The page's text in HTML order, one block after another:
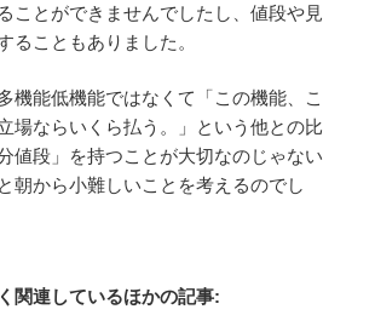
ことができませんでしたし、値段や見
ることもありました。
機能低機能ではなくて「この機能、こ
場ならいくら払う。」という他との比
値段」を持つことが大切なのじゃない
朝から小難しいことを考えるのでし
関連しているほかの記事: